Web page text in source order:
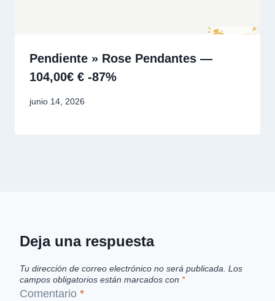
Pendiente » Rose Pendantes —
104,00€ € -87%
junio 14, 2026
Deja una respuesta
Tu dirección de correo electrónico no será publicada. Los
campos obligatorios están marcados con *
Comentario *